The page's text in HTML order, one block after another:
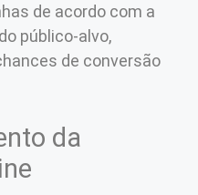
de acordo com a
público-alvo,
de conversão
da